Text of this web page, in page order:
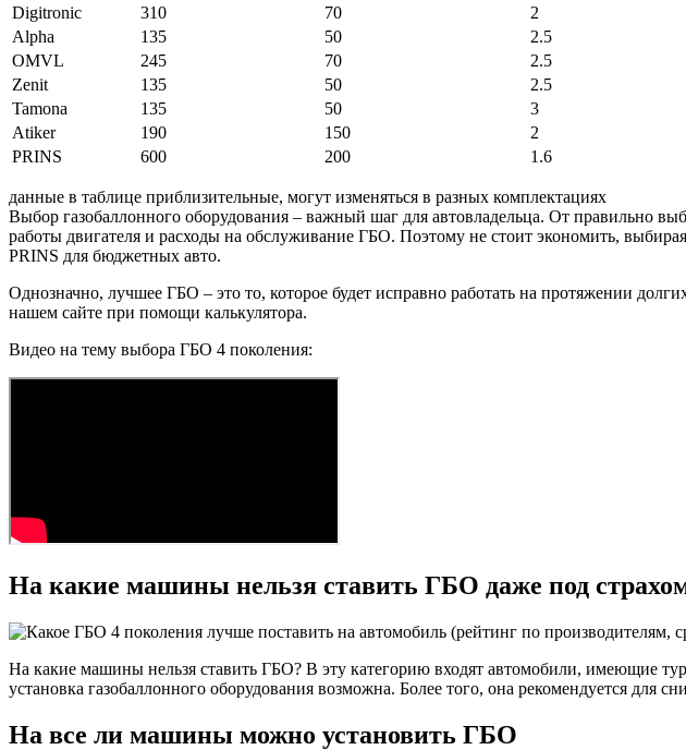
Digitronic
310 70 2
Alpha
135 50 2.5
OMVL
245 70 2.5
Zenit
135 50 2.5
Tamona
135 50 3
Atiker
190 150 2
PRINS
600 200 1.6
данные в таблице приблизительные, могут изменяться в разных комплектациях
Выбор газобаллонного оборудования – важный шаг для автовладельца. От правильно
работы двигателя и расходы на обслуживание ГБО. Поэтому не стоит экономить,
PRINS для бюджетных авто.
Однозначно, лучшее ГБО – это то, которое будет исправно работать на протяжении
нашем сайте при помощи калькулятора.
Видео на тему выбора ГБО 4 поколения:
На какие машины нельзя ставить ГБО даже под
На какие машины нельзя ставить ГБО? В эту категорию входят автомобили, имеющие
установка газобаллонного оборудования возможна. Более того, она рекомендуется для
На все ли машины можно установить ГБО